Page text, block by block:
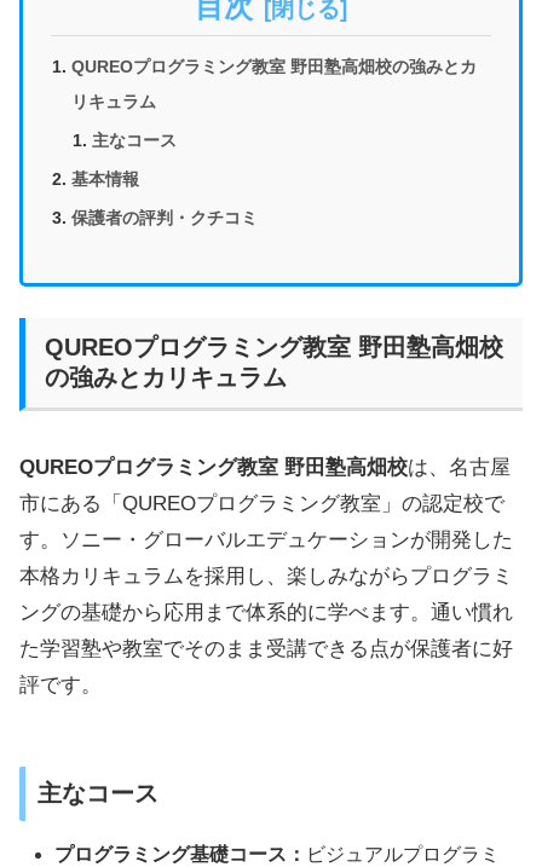
目次
QUREOプログラミング教室 野田塾高畑校の強みとカ
リキュラム
主なコース
基本情報
保護者の評判・クチコミ
QUREOプログラミング教室 野田塾高畑校
の強みとカリキュラム
QUREOプログラミング教室 野田塾高畑校は、名古屋
市にある「QUREOプログラミング教室」の認定校で
す。ソニー・グローバルエデュケーションが開発した
本格カリキュラムを採用し、楽しみながらプログラミ
ングの基礎から応用まで体系的に学べます。通い慣れ
た学習塾や教室でそのまま受講できる点が保護者に好
評です。
主なコース
プログラミング基礎コース： ビジュアルプログラミ